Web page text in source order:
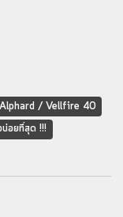
Alphard / Vellfire 40
อยที่สุด !!!